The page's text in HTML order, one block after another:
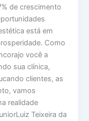
de crescimento
está em
Como
você a
sua clínica,
clientes, as
vamos
realidade
Teixeira da